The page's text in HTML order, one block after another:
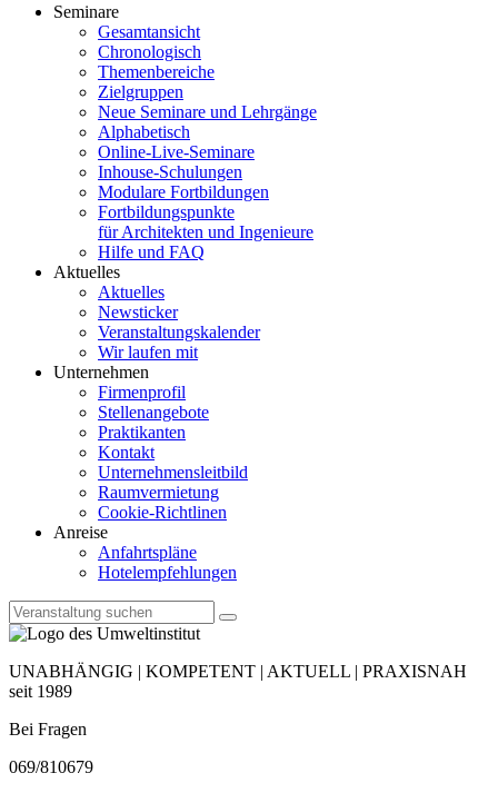
Seminare
Gesamtansicht
Chronologisch
Themenbereiche
Zielgruppen
Neue Seminare und Lehrgänge
Alphabetisch
Online-Live-Seminare
Inhouse-Schulungen
Modulare Fortbildungen
Fortbildungspunkte
für Architekten und Ingenieure
Hilfe und FAQ
Aktuelles
Aktuelles
Newsticker
Veranstaltungskalender
Wir laufen mit
Unternehmen
Firmenprofil
Stellenangebote
Praktikanten
Kontakt
Unternehmensleitbild
Raumvermietung
Cookie-Richtlinen
Anreise
Anfahrtspläne
Hotelempfehlungen
UNABHÄNGIG | KOMPETENT | AKTUELL | PRAXISNAH
seit 1989
Bei Fragen
069/810679